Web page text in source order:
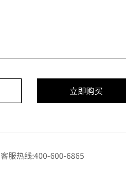
立即购买
客服热线:400-600-6865